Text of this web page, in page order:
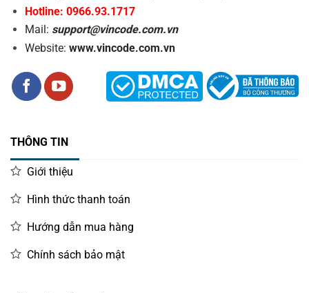
Hotline: 0966.93.1717
Mail: support@vincode.com.vn
Website: www.vincode.com.vn
THÔNG TIN
Giới thiệu
Hình thức thanh toán
Hướng dẫn mua hàng
Chính sách bảo mật